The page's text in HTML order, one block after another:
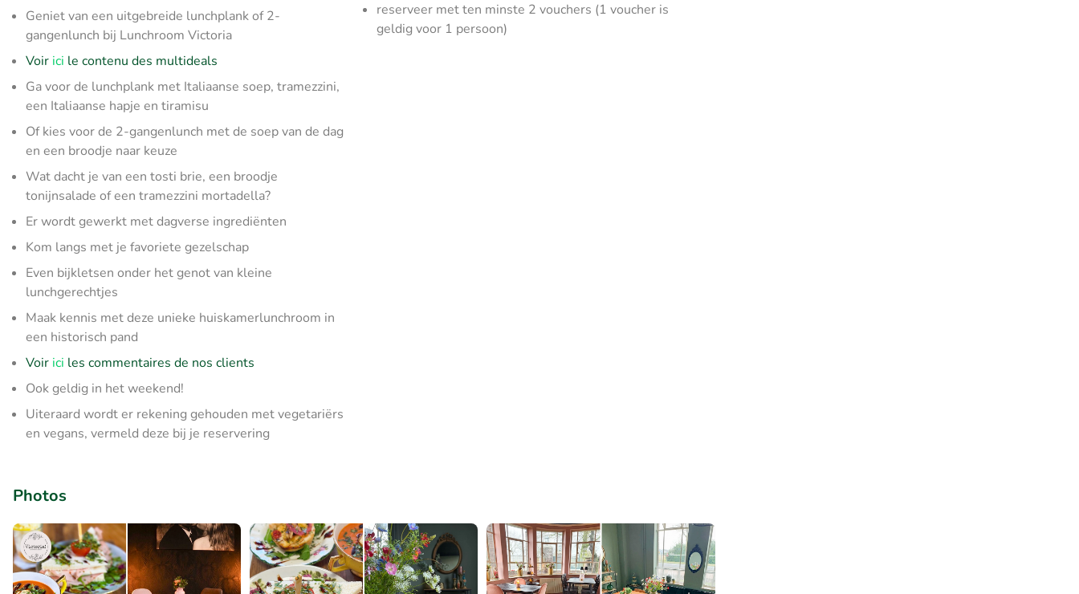
Geniet van een uitgebreide lunchplank of 2-
gangenlunch bij Lunchroom Victoria
Voir ici le contenu des multideals
Ga voor de lunchplank met Italiaanse soep, tramezzini,
een Italiaanse hapje en tiramisu
Of kies voor de 2-gangenlunch met de soep van de dag
en een broodje naar keuze
Wat dacht je van een tosti brie, een broodje
tonijnsalade of een tramezzini mortadella?
Er wordt gewerkt met dagverse ingrediënten
Kom langs met je favoriete gezelschap
Even bijkletsen onder het genot van kleine
lunchgerechtjes
Maak kennis met deze unieke huiskamerlunchroom in
een historisch pand
Voir ici les commentaires de nos clients
Ook geldig in het weekend!
Uiteraard wordt er rekening gehouden met vegetariërs
en vegans, vermeld deze bij je reservering
reserveer met ten minste 2 vouchers (1 voucher is
geldig voor 1 persoon)
Photos